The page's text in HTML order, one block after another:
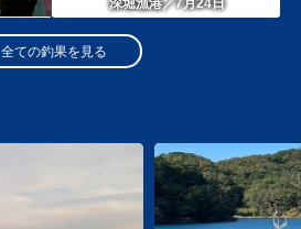
全ての釣果を見る